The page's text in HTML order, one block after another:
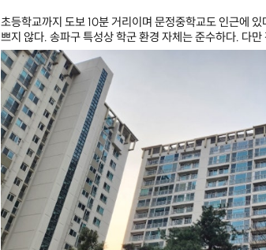
초등학교까지 도보 10분 거리이며 문정중학교도 인근에
쁘지 않다. 송파구 특성상 학군 환경 자체는 준수하다. 다